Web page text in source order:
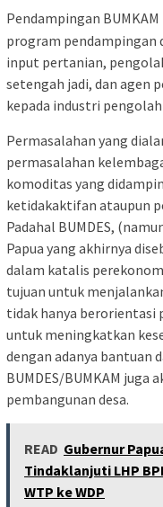
Pendampingan
program pendampingan
input pertanian,
setengah jadi, dan agen
kepada industri pengolah
Permasalahan yang
permasalahan
komoditas yang
ketidakaktifan ataupun
Padahal BUMDES,
Papua yang akhirnya
dalam katalis
tujuan untuk
tidak hanya berorientasi
untuk meningkatkan
dengan adanya bantuan
BUMDES/BUMKAM juga
pembangunan desa.
READ Gubernur
Tindaklanjuti LHP
WTP ke WDP